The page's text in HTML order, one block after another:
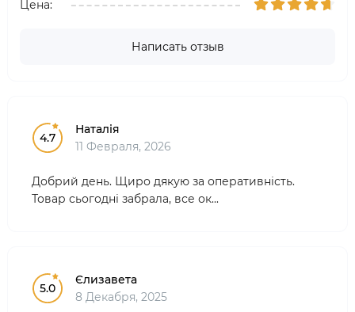
Цена:
Написать отзыв
4.7
Наталія
11 Февраля, 2026
Добрий день. Щиро дякую за оперативність.
Товар сьогодні забрала, все ок...
5.0
Єлизавета
8 Декабря, 2025